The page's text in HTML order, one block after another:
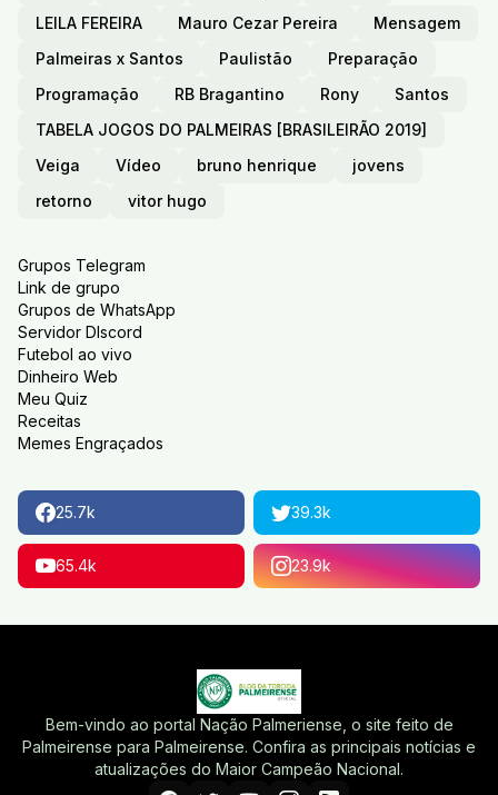
LEILA FEREIRA
Mauro Cezar Pereira
Mensagem
Palmeiras x Santos
Paulistão
Preparação
Programação
RB Bragantino Rony
Santos
TABELA JOGOS DO PALMEIRAS [BRASILEIRÃO 2019]
Veiga
Vídeo bruno henrique
jovens
retorno
vitor hugo
Grupos Telegram
Link de grupo
Grupos de WhatsApp
Servidor DIscord
Futebol ao vivo
Dinheiro Web
Meu Quiz
Receitas
Memes Engraçados
25.7k 39.3k
65.4k 23.9k
Bem-vindo ao portal Nação Palmeriense, o site feito de
Palmeirense para Palmeirense. Confira as principais notícias e
atualizações do Maior Campeão Nacional.